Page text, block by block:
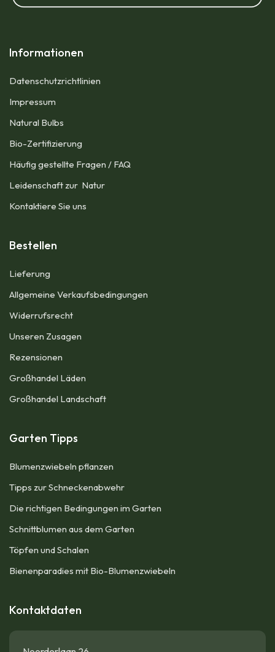
Informationen
Datenschutzrichtlinien
Impressum​
Natural Bulbs
Bio-Zertifizierung
Häufig gestellte Fragen / FAQ
Leidenschaft zur Natur
Kontaktiere Sie uns
Bestellen
Lieferung
Allgemeine Verkaufsbedingungen​
Widerrufsrecht
Unseren Zusagen
Rezensionen​
Großhandel Läden
Großhandel Landschaft
Garten Tipps
Blumenzwiebeln pflanzen
Tipps zur Schneckenabwehr
Die richtigen Bedingungen im Garten
Schnittblumen aus dem Garten
Töpfen und Schalen
Bienenparadies mit Bio-Blumenzwiebeln
Kontaktdaten